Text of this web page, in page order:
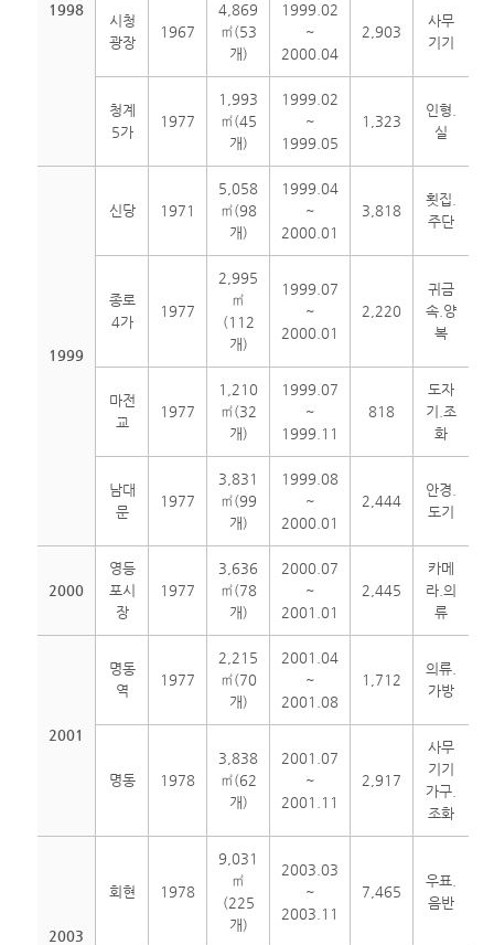
1998
시청
광장
1967
4,869
㎡(53
개)
1999.02
~
2000.04
2,903
사무
기기
청계
5가
1977
1,993
㎡(45
개)
1999.02
~
1999.05
1,323
인형.
실
1999
신당 1971
5,058
㎡(98
개)
1999.04
~
2000.01
3,818
횟집.
주단
종로
4가
1977
2,995
㎡
(112
개)
1999.07
~
2000.01
2,220
귀금
속.양
복
마전
교
1977
1,210
㎡(32
개)
1999.07
~
1999.11
818
도자
기.조
화
남대
문
1977
3,831
㎡(99
개)
1999.08
~
2000.01
2,444
안경.
도기
2000
영등
포시
장
1977
3,636
㎡(78
개)
2000.07
~
2001.01
2,445
카메
라.의
류
2001
명동
역
1977
2,215
㎡(70
개)
2001.04
~
2001.08
1,712
의류.
가방
명동 1978
3,838
㎡(62
개)
2001.07
~
2001.11
2,917
사무
기기
가구.
조화
2003
회현 1978
9,031
㎡
(225
개)
2003.03
~
2003.11
7,465
우표.
음반